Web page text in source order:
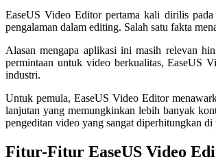
EaseUS Video Editor pertama kali dirilis
pengalaman dalam editing. Salah satu fakta
Alasan mengapa aplikasi ini masih relevan
permintaan untuk video berkualitas, EaseUS
industri.
Untuk pemula, EaseUS Video Editor
lanjutan yang memungkinkan lebih banyak
pengeditan video yang sangat diperhitungkan di
Fitur-Fitur EaseUS Video